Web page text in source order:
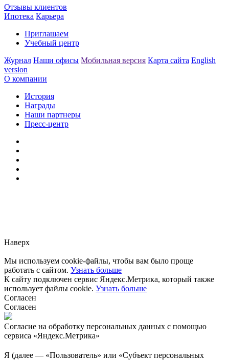
Отзывы клиентов
Ипотека Карьера
Приглашаем
Учебный центр
Журнал Наши офисы Мобильная версия Карта сайта English
version
О компании
История
Награды
Наши партнеры
Пресс-центр
Наверх
Мы используем cookie-файлы, чтобы вам было проще
работать с сайтом. Узнать больше
К сайту подключен сервис Яндекс.Метрика, который также
использует файлы cookie. Узнать больше
Согласен
Согласен
Согласие на обработку персональных данных с помощью
сервиса «Яндекс.Метрика»
Я (далее — «Пользователь» или «Субъект персональных